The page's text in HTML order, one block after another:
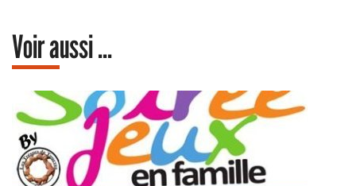
Voir aussi ...